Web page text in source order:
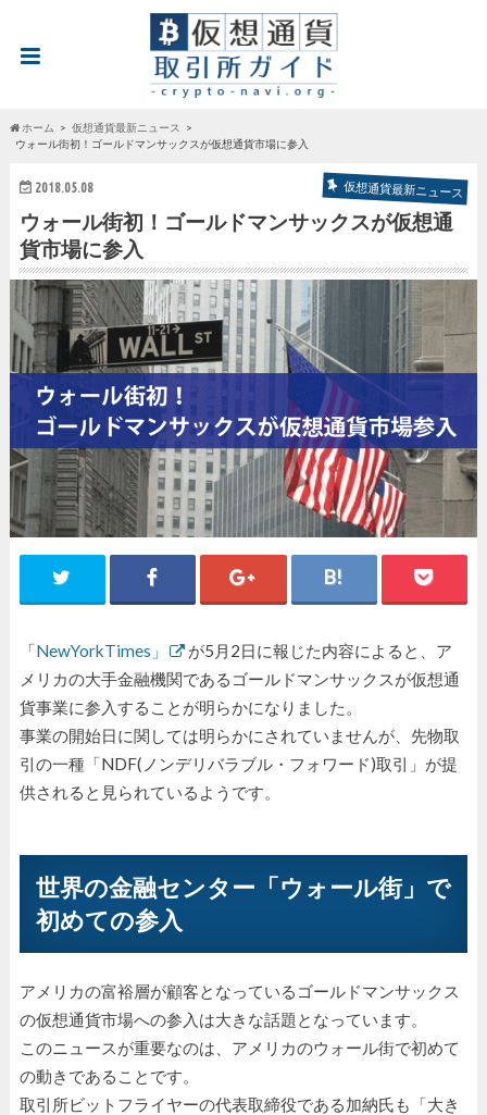
ホーム
仮想通貨最新ニュース
ウォール街初！ゴールドマンサックスが仮想通貨市場に参入
2018.05.08 仮想通貨最新ニュース
ウォール街初！ゴールドマンサックスが仮想通
貨市場に参入
「NewYorkTimes」
が5月2日に報じた内容によると、ア
メリカの大手金融機関であるゴールドマンサックスが仮想通
貨事業に参入することが明らかになりました。
事業の開始日に関しては明らかにされていませんが、先物取
引の一種「NDF(ノンデリバラブル・フォワード)取引」が提
供されると見られているようです。
世界の金融センター「ウォール街」で
初めての参入
アメリカの富裕層が顧客となっているゴールドマンサックス
の仮想通貨市場への参入は大きな話題となっています。
このニュースが重要なのは、アメリカのウォール街で初めて
の動きであることです。
取引所ビットフライヤーの代表取締役である加納氏も「大き